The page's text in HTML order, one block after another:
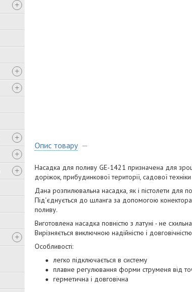
Опис товару
Насадка для поливу GE-1421 призначена для
доріжок, прибудинкової території, садової техніки
Дана розпилювальна насадка, як і пістолети для
Під'єднується до шланга за допомогою
поливу.
Виготовлена насадка повністю з латуні - не
Вирізняється виключною надійністю і
Особливості:
легко підключається в систему
плавне регулювання форми струменя від
герметична і довговічна